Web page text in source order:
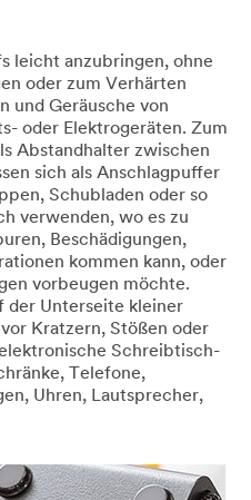
leicht anzubringen, ohne
oder zum Verhärten
und Geräusche von
oder Elektrogeräten. Zum
Abstandhalter zwischen
sich als Anschlagpuffer
Schubladen oder so
verwenden, wo es zu
Beschädigungen,
kommen kann, oder
vorbeugen möchte.
der Unterseite kleiner
Kratzern, Stößen oder
Schreibtisch-
Telefone,
Uhren, Lautsprecher,